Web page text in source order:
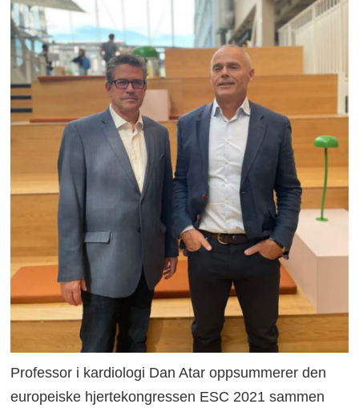
Professor i kardiologi Dan Atar oppsummerer den
europeiske hjertekongressen ESC 2021 sammen